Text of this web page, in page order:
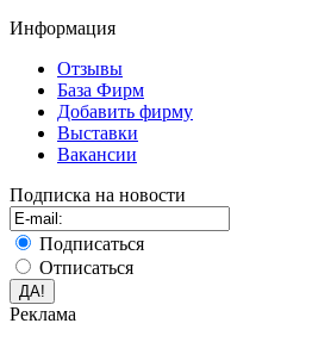
Информация
Отзывы
База Фирм
Добавить фирму
Выставки
Вакансии
Подписка на новости
Подписаться
Отписаться
Реклама